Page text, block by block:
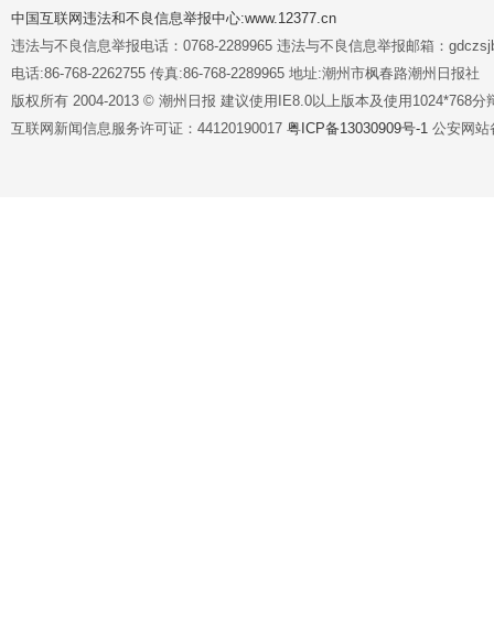
中国互联网违法和不良信息举报中心:www.12377.cn
违法与不良信息举报电话：0768-2289965 违法与不良信息举报邮箱：
电话:86-768-2262755 传真:86-768-2289965 地址:潮州市枫春路潮州日报社
版权所有 2004-2013 © 潮州日报 建议使用IE8.0以上版本及使用1024*768分
互联网新闻信息服务许可证：44120190017 粤ICP备13030909号-1 公安网站